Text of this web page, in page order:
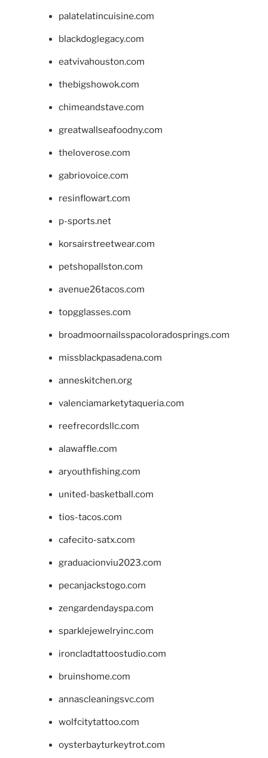
palatelatincuisine.com
blackdoglegacy.com
eatvivahouston.com
thebigshowok.com
chimeandstave.com
greatwallseafoodny.com
theloverose.com
gabriovoice.com
resinflowart.com
p-sports.net
korsairstreetwear.com
petshopallston.com
avenue26tacos.com
topgglasses.com
broadmoornailsspacoloradosprings.com
missblackpasadena.com
anneskitchen.org
valenciamarketytaqueria.com
reefrecordsllc.com
alawaffle.com
aryouthfishing.com
united-basketball.com
tios-tacos.com
cafecito-satx.com
graduacionviu2023.com
pecanjackstogo.com
zengardendayspa.com
sparklejewelryinc.com
ironcladtattoostudio.com
bruinshome.com
annascleaningsvc.com
wolfcitytattoo.com
oysterbayturkeytrot.com